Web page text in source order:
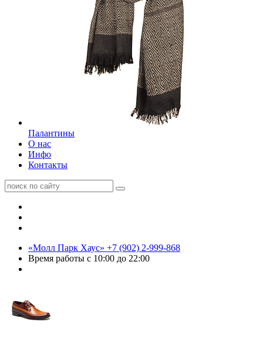
Палантины
О нас
Инфо
Контакты
«Молл Парк Хаус» +7 (902) 2-999-868
Время работы с 10:00 до 22:00